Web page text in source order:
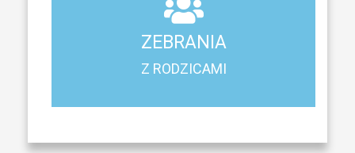
ZEBRANIA
Z RODZICAMI
Z RODZICAMI
Harmonogram spotkań i konsultacji z rodzicami